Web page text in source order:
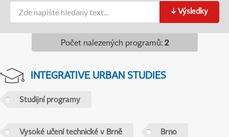
↓ Výsledky
Počet nalezených programů: 2
INTEGRATIVE URBAN STUDIES
Studijní programy
Vysoké učení technické v Brně Brno